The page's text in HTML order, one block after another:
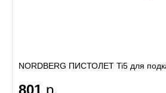
NORDBERG ПИСТОЛЕТ Ti5 для
801 р.